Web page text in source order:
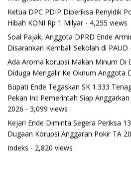
Ketua DPC PDIP Diperiksa Penyidik
Hibah KONI Rp 1 Milyar- 4,255 views
Soal Pajak, Anggota DPRD Ende
Disarankan Kembali Sekolah di PAUD
Ada Aroma korupsi Makan Minum Di
Diduga Mengalir Ke Oknum Anggota
Bupati Ende Tegaskan SK 1.333
Pekan Ini: Pemerintah Siap
2026 - 3,099 views
Kejari Ende Diminta Segera Periksa
Dugaan Korupsi Anggaran Pokir TA
Indeks - 2,820 views